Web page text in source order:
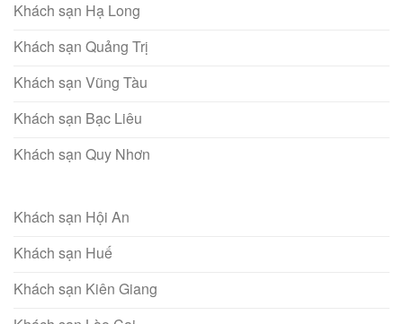
Khách sạn Hạ Long
Khách sạn Quảng Trị
Khách sạn Vũng Tàu
Khách sạn Bạc Liêu
Khách sạn Quy Nhơn
Khách sạn Hội An
Khách sạn Huế
Khách sạn Kiên Giang